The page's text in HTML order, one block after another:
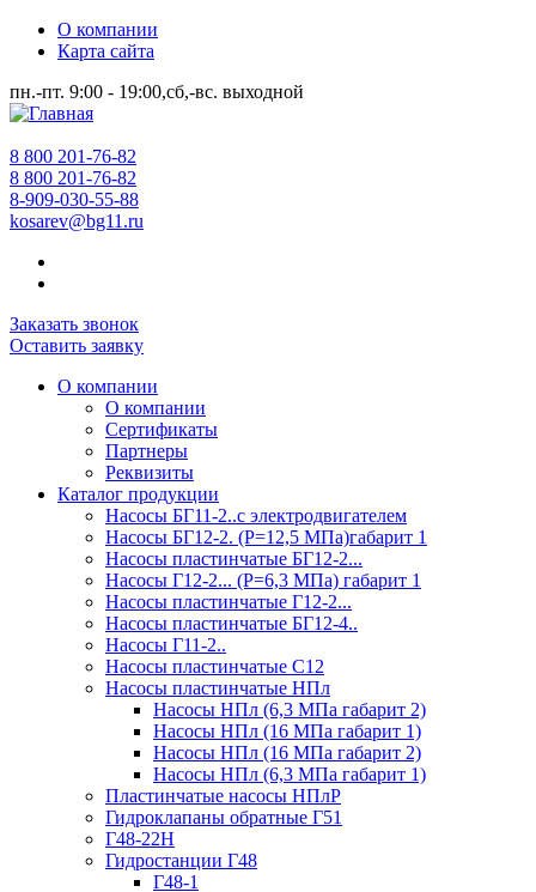
О компании
Карта сайта
пн.-пт. 9:00 - 19:00,сб,-вс. выходной
8 800 201-76-82
8 800 201-76-82
8-909-030-55-88
kosarev@bg11.ru
Заказать звонок
Оставить заявку
О компании
О компании
Сертификаты
Партнеры
Реквизиты
Каталог продукции
Насосы БГ11-2..с электродвигателем
Насосы БГ12-2. (Р=12,5 МПа)габарит 1
Насосы пластинчатые БГ12-2...
Насосы Г12-2... (Р=6,3 МПа) габарит 1
Насосы пластинчатые Г12-2...
Насосы пластинчатые БГ12-4..
Насосы Г11-2..
Насосы пластинчатые С12
Насосы пластинчатые НПл
Насосы НПл (6,3 МПа габарит 2)
Насосы НПл (16 МПа габарит 1)
Насосы НПл (16 МПа габарит 2)
Насосы НПл (6,3 МПа габарит 1)
Пластинчатые насосы НПлР
Гидроклапаны обратные Г51
Г48-22Н
Гидростанции Г48
Г48-1